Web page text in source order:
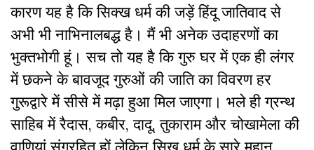
कारण यह है कि सिक्ख धर्म की जड़ें हिंदू जातिवाद से
अभी भी नाभिनालबद्ध है। मैं भी अनेक उदाहरणों का
भुक्तभोगी हूं। सच तो यह है कि गुरु घर में एक ही लंगर
में छकने के बावजूद गुरुओं की जाति का विवरण हर
गुरूद्वारे में सीसे में मढ़ा हुआ मिल जाएगा। भले ही ग्रन्थ
साहिब में रैदास, कबीर, दादू, तुकाराम और चोखामेला की